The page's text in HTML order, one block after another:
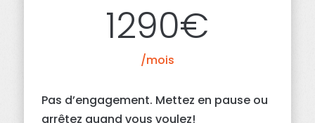
1290€
/mois
Pas d’engagement. Mettez en pause ou
arrêtez quand vous voulez!